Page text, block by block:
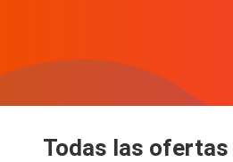
Todas las ofertas